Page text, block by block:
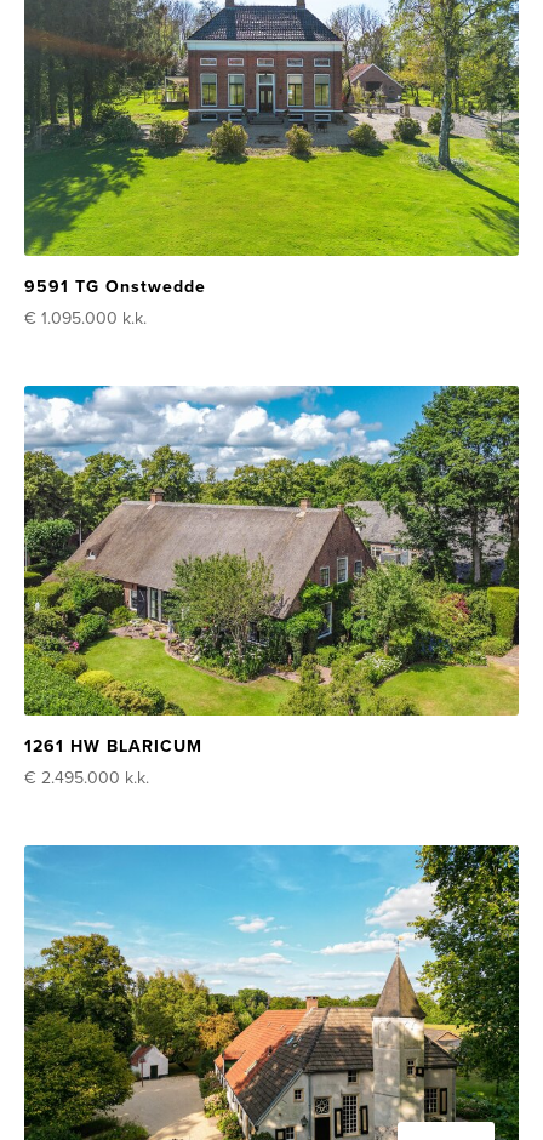
9591 TG Onstwedde
€ 1.095.000 k.k.
1261 HW BLARICUM
€ 2.495.000 k.k.